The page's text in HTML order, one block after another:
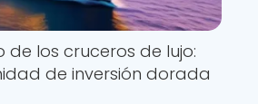
de los cruceros de lujo:
de inversión dorada